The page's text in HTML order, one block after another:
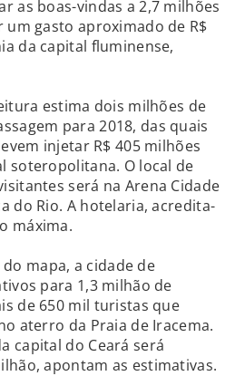
as boas-vindas a 2,7 milhões
gasto aproximado de R$
da capital fluminense,
estima dois milhões de
para 2018, das quais
injetar R$ 405 milhões
soteropolitana. O local de
será na Arena Cidade
do Rio. A hotelaria, acredita-
máxima.
mapa, a cidade de
para 1,3 milhão de
de 650 mil turistas que
aterro da Praia de Iracema.
capital do Ceará será
apontam as estimativas.